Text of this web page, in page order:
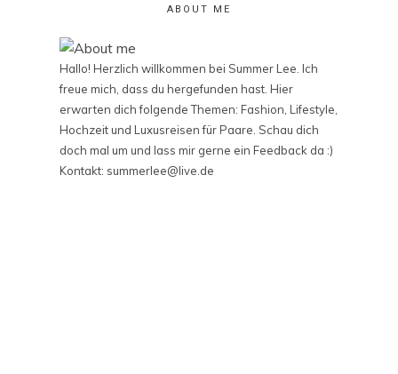
ABOUT ME
Hallo! Herzlich willkommen bei Summer Lee. Ich
freue mich, dass du hergefunden hast. Hier
erwarten dich folgende Themen: Fashion, Lifestyle,
Hochzeit und Luxusreisen für Paare. Schau dich
doch mal um und lass mir gerne ein Feedback da :)
Kontakt: summerlee@live.de